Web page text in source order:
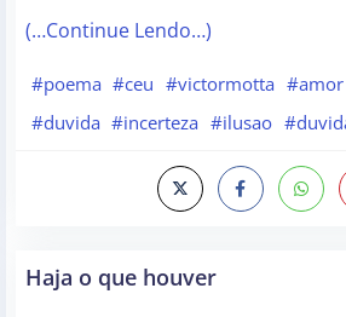
(…Continue Lendo…)
#poema #ceu #victormotta #amor
#duvida #incerteza #ilusao
Haja o que houver